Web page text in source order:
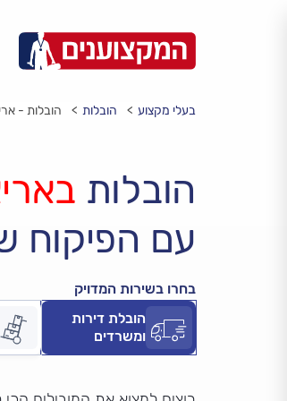
בעלי מקצוע הובלות הובלות -
הובלות
עם הפיקוח
בחרו בשירות המדויק
הובלת דירות
ומשרדים